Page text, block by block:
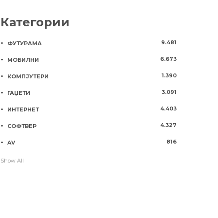
Категории
ФУТУРАМА 9.481
МОБИЛНИ 6.673
КОМПЈУТЕРИ 1.390
ГАЏЕТИ 3.091
ИНТЕРНЕТ 4.403
СОФТВЕР 4.327
AV 816
Show All